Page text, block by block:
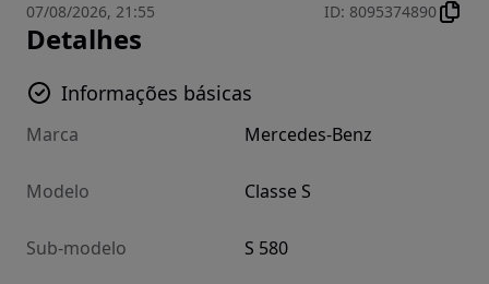
07/08/2026, 21:55 ID: 8095374890
Detalhes
Informações básicas
Marca Mercedes-Benz
Modelo Classe S
Sub-modelo S 580